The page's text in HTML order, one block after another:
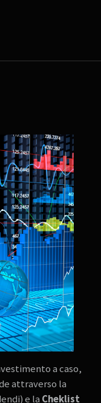
a caso,
attraverso la
e la Cheklist